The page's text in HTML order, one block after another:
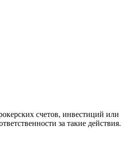
счетов, инвестиций или
за такие действия.